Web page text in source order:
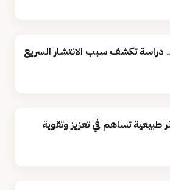
دراسة تكشف سبب الانتشار السريع
طبيعية تساهم في تعزيز وتقوية